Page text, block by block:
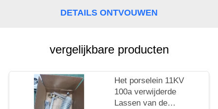
DETAILS ONTVOUWEN
vergelijkbare producten
Het porselein 11KV
100a verwijderde
Lassen van de